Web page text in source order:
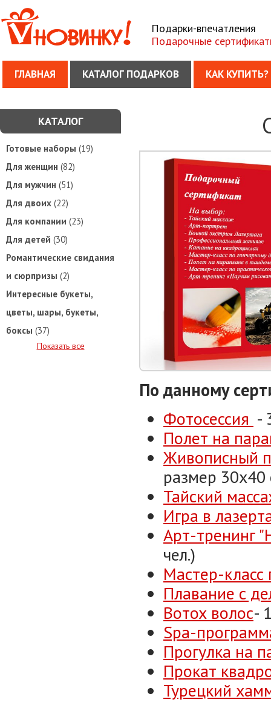
Подарки-впечатления
Подарочные
ГЛАВНАЯ КАТАЛОГ ПОДАРКОВ КАК КУПИТЬ?
По данному
Фотосессия -
Полет на
Живописный
размер
Тайский
Игра в
Арт-тренинг
чел.)
Мастер-класс
Плавание с
Вотох волос-
Spa-
Прогулка на
Прокат
Турецкий
КАТАЛОГ
Готовые наборы (19)
Для женщин (82)
Для мужчин (51)
Для двоих (22)
Для компании (23)
Для детей (30)
Романтические свидания
и сюрпризы (2)
Интересные букеты,
цветы, шары, букеты,
боксы (37)
Показать все